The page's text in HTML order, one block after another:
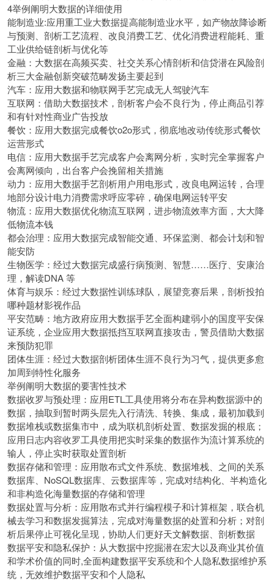
4举例阐明大数据的详细使用
能制造业:应用重工业大数据提高能制造业水平，如产物故降诊断
与预测、剖析工艺流程、改良消费工艺、优化消费进程能耗、重
工业供给链剖析与优化等
金融：大数据在高频买卖、社交关系心情剖析和信贷潜在风险剖
析三大金融创新突破范畴发扬主要起到
汽车：应用大数据和物联网手艺完成无人驾驶汽车
互联网：借助大数据技术，剖析客户会不良行为，停止商品引荐
和有针对性商业广告投放
餐饮：应用大数据完成餐饮o2o形式，彻底地改动传统形式餐饮
运营形式
电信：应用大数据手艺完成客户会离网分析，实时完全掌握客户
会离网倾向，出台客户会挽留相关措施
动力：应用大数据手艺剖析用户用电形式，改良电网运转，合理
地部分设计电力消费需求呼应零碎，确保电网运转平安
物流：应用大数据优化物流互联网，进步物流效率方面，大大降
低物流本钱
都会治理：应用大数据完成智能交通、环保监测、都会计划和智
能安防
生物医学：经过大数据完成盛行病预测、智慧……医疗、安康治
理，解读DNA 等
体育与娱乐：经过大数据性训练球队，展望竞赛后果，剖析投拍
哪种题材影视作品
平安范畴：地方政府应用大数据手艺全面构建弱小的国度平安保
证系统，企业应用大数据抵挡互联网直接攻击，警员借助大数据
来预防犯罪
团体生涯：经过大数据剖析团体生涯不良行为习气，提供更多愈
加周到特性化服务
举例阐明大数据的要害性技术
数据收罗与预处理：应用ETL工具使用将分布在异构数据源中的
数据，抽取到暂时两头层先入行清洗、转换、集成，最初加载到
数据堆栈或数据集市中，成为联机剖析处置、数据发掘的根底；
应用日志内容收罗工具使用把实时采集的数据作为流计算系统的
输人，停止实时获取处置剖析
数据存储和管理：应用散布式文件系统、数据堆栈、之间的关系
数据库、NoSQL数据库、云数据库等，完成对结构化、半构造化
和非构造化海量数据的存储和管理
数据处置与分析：应用散布式并行编程模子和计算框架，联合机
械去学习和数据发掘算法，完成对海量数据的处置和分析；对剖
析后果停止可视化呈现，协助人们更好天文解数据、剖析数据
数据平安和隐私保护：从大数据中挖掘潜在宏大以及商业其价值
和学术价值的同时,全面构建数据平安系统和个人隐私数据维护系
统，无效维护数据平安和个人隐私